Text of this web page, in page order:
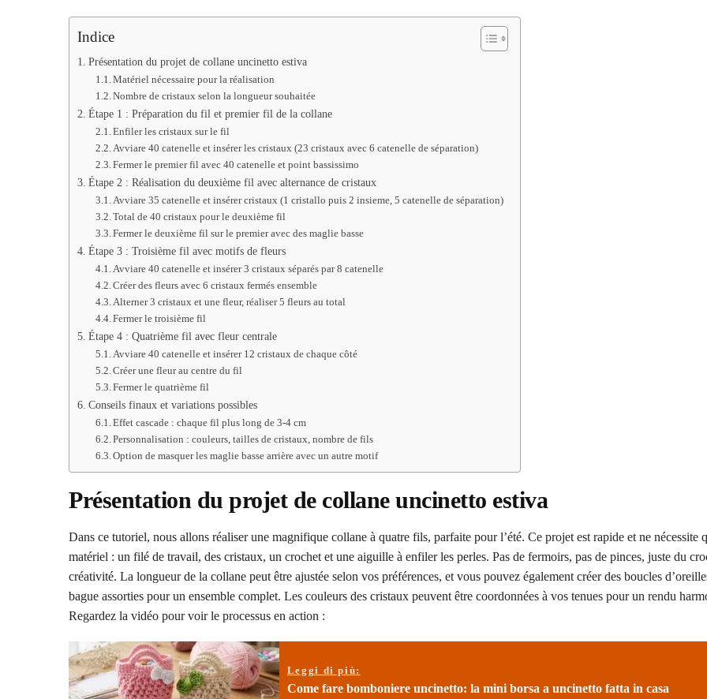
Indice
Présentation du projet de collane uncinetto estiva
Matériel nécessaire pour la réalisation
Nombre de cristaux selon la longueur souhaitée
Étape 1 : Préparation du fil et premier fil de la collane
Enfiler les cristaux sur le fil
Avviare 40 catenelle et insérer les cristaux (23 cristaux avec 6 catenelle de séparation)
Fermer le premier fil avec 40 catenelle et point bassissimo
Étape 2 : Réalisation du deuxième fil avec alternance de cristaux
Avviare 35 catenelle et insérer cristaux (1 cristallo puis 2 insieme, 5 catenelle de séparation)
Total de 40 cristaux pour le deuxième fil
Fermer le deuxième fil sur le premier avec des maglie basse
Étape 3 : Troisième fil avec motifs de fleurs
Avviare 40 catenelle et insérer 3 cristaux séparés par 8 catenelle
Créer des fleurs avec 6 cristaux fermés ensemble
Alterner 3 cristaux et une fleur, réaliser 5 fleurs au total
Fermer le troisième fil
Étape 4 : Quatrième fil avec fleur centrale
Avviare 40 catenelle et insérer 12 cristaux de chaque côté
Créer une fleur au centre du fil
Fermer le quatrième fil
Conseils finaux et variations possibles
Effet cascade : chaque fil plus long de 3-4 cm
Personnalisation : couleurs, tailles de cristaux, nombre de fils
Option de masquer les maglie basse arrière avec un autre motif
Présentation du projet de collane uncinetto estiva
Dans ce tutoriel, nous allons réaliser une magnifique collane à quatre fils, parfaite pour l’été. Ce projet est rapide et ne nécessite
matériel : un filé de travail, des cristaux, un crochet et une aiguille à enfiler les perles. Pas de fermoirs, pas de pinces, juste du
créativité. La longueur de la collane peut être ajustée selon vos préférences, et vous pouvez également créer des boucles
bague assorties pour un ensemble complet. Les couleurs des cristaux peuvent être coordonnées à vos tenues pour un rendu
Regardez la vidéo pour voir le processus en action :
Leggi di più:
Come fare bomboniere uncinetto: la mini borsa a uncinetto fatta in casa